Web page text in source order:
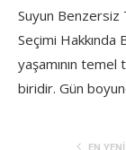
Suyun
Seçimi Hakkında
yaşamının
biridir. Gün